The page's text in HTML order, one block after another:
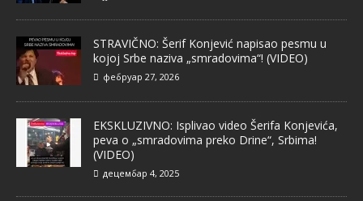
STRAVIČNO: Šerif Konjević napisao pesmu u
kojoj Srbe naziva „smradovima“! (VIDEO)
фебруар 27, 2026
EKSKLUZIVNO: Isplivao video Šerifa Konjevića,
peva o „smradovima preko Drine“, Srbima!
(VIDEO)
децембар 4, 2025